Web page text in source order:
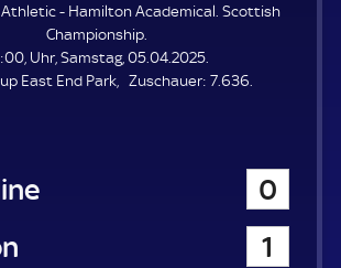
E
L
E
N
D
E
- Hamilton Academical. Scottish
Championship.
Uhr, Samstag, 05.04.2025.
East End Park
Zuschauer: Z
7.636.
Athletic
0
Academical
1